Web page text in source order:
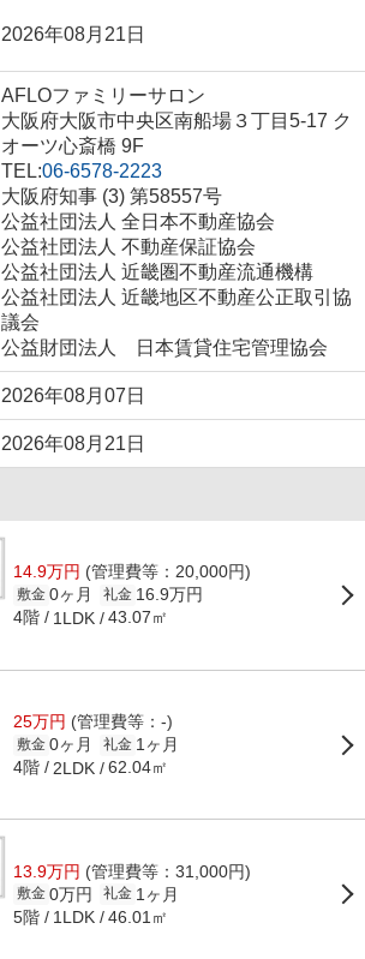
2026年08月21日
AFLOファミリーサロン
大阪府大阪市中央区南船場３丁目5-17 ク
オーツ心斎橋 9F
TEL:06-6578-2223
大阪府知事 (3) 第58557号
公益社団法人 全日本不動産協会
公益社団法人 不動産保証協会
公益社団法人 近畿圏不動産流通機構
公益社団法人 近畿地区不動産公正取引協
議会
公益財団法人 日本賃貸住宅管理協会
2026年08月07日
2026年08月21日
14.9万円 (管理費等：20,000円)
敷金 0ヶ月 礼金 16.9万円
4階 1LDK 43.07㎡
25万円 (管理費等：-)
敷金 0ヶ月 礼金 1ヶ月
4階 2LDK 62.04㎡
13.9万円 (管理費等：31,000円)
敷金 0万円 礼金 1ヶ月
5階 1LDK 46.01㎡